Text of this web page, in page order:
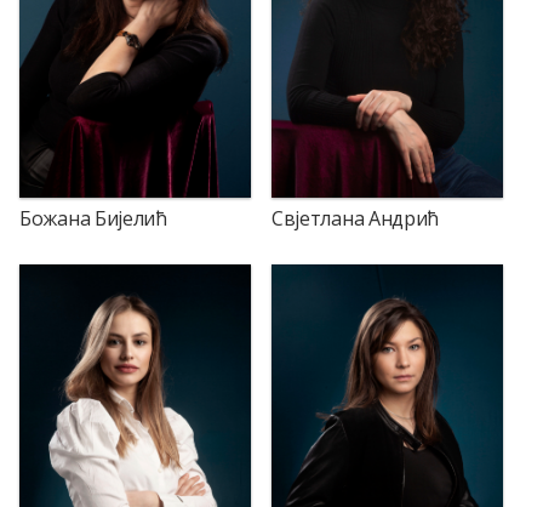
Божана Бијелић Свјетлана Андрић